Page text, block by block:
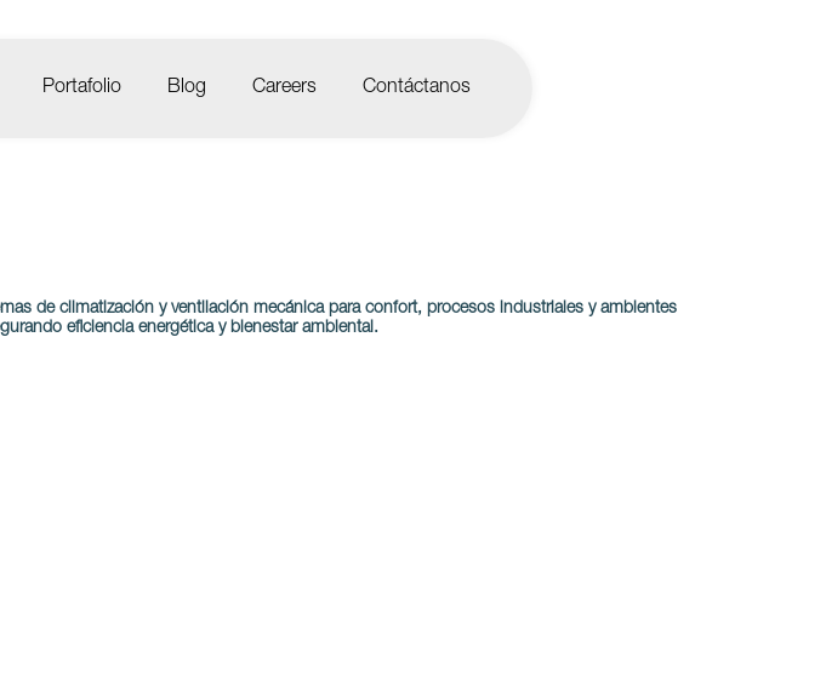
Portafolio Blog Careers Contáctanos
de climatización y ventilación mecánica para confort, procesos industriales y ambientes
eficiencia energética y bienestar ambiental.